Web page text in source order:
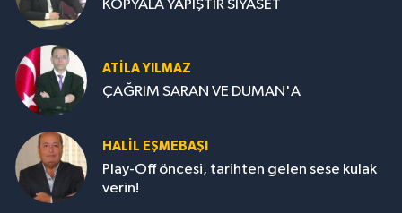
KOPYALA YAPIŞTIR SİYASET
ATILA YILMAZ
ÇAĞRIM SARAN VE DUMAN'A
HALIL EŞMEBAŞI
Play-Off öncesi, tarihten gelen sese kulak
verin!